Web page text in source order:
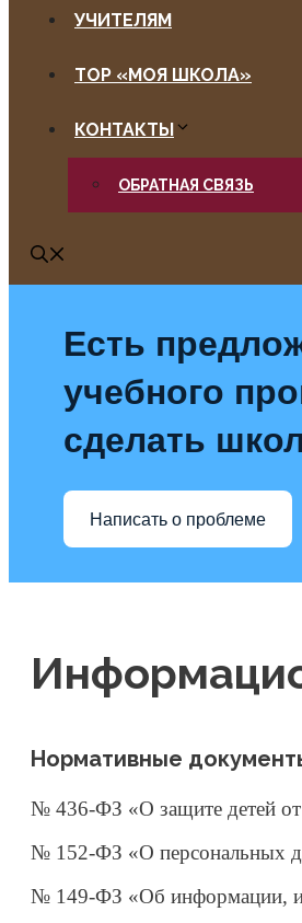
УЧИТЕЛЯМ
ТОР «МОЯ ШКОЛА»
КОНТАКТЫ
ОБРАТНАЯ СВЯЗЬ
Есть
учебного
сделать
Написать о проблеме
Нормативные
№ 436-ФЗ «О защите детей
№ 152-ФЗ «О персональных
№ 149-ФЗ «Об информации,